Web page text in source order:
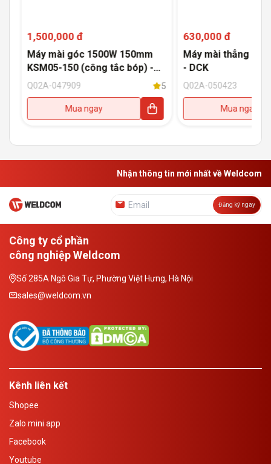
1,500,000 đ
Máy mài góc 1500W 150mm
KSM05-150 (công tắc bóp) -
DCK
Q02A-047909 5
Mua ngay
630,000 đ
Máy mài thẳng
- DCK
Q02A-050423
Mua ngay
Nhận thông tin mới nhất về Weldcom
Đăng ký ngay
Công ty cổ phần
công nghiệp Weldcom
Số 285A Ngô Gia Tự, Phường Việt Hưng, Hà Nội
sales@weldcom.vn
Kênh liên kết
Shopee
Zalo mini app
Facebook
Youtube